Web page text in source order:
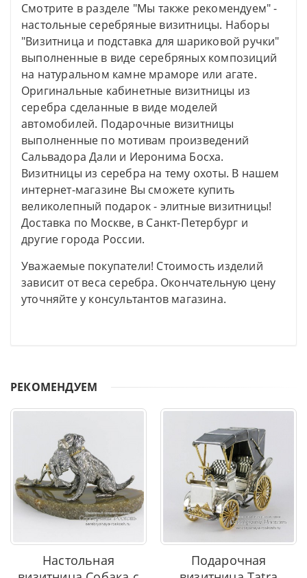
Смотрите в разделе "Мы также рекомендуем" -
настольные серебряные визитницы. Наборы
"Визитница и подставка для шариковой ручки"
выполненные в виде серебряных композиций
на натуральном камне мраморе или агате.
Оригинальные кабинетные визитницы из
серебра сделанные в виде моделей
автомобилей. Подарочные визитницы
выполненные по мотивам произведений
Сальвадора Дали и Иеронима Босха.
Визитницы из серебра на тему охоты. В нашем
интернет-магазине Вы сможете купить
великолепный подарок - элитные визитницы!
Доставка по Москве, в Санкт-Петербург и
другие города России.
Уважаемые покупатели! Стоимость изделий
зависит от веса серебра. Окончательную цену
уточняйте у консультантов магазина.
РЕКОМЕНДУЕМ
Настольная
Подарочная